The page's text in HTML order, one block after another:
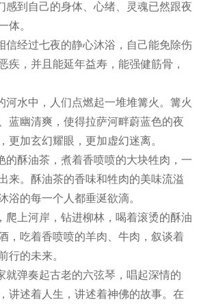
感到自己的身体、心绪、灵魂已然跟夜
体。
信经过七夜的静心沐浴，自己能免除伤
疾，并且能延年益寿，能强健筋骨，
河水中，人们点燃起一堆堆篝火。篝火
蓝幽清爽，使得拉萨河畔蔚蓝色的夜
更加玄幻耀眼，更加虚幻迷离。
的酥油茶，煮着香喷喷的大块牲肉，一
来。酥油茶的香味和牲肉的美味流溢
浴的每一个人都垂涎欲滴。
爬上河岸，钻进柳林，喝着滚烫的酥油
，吃着香喷喷的羊肉、牛肉，叙谈着
行的未来。
就弹奏起古老的六弦琴，唱起深情的
讲述着人生，讲述着神佛的故事。在